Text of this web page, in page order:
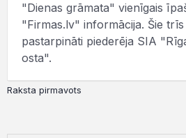
"Dienas grāmata" vienīgais
"Firmas.lv" informācija. Šie
pastarpināti piederēja SIA
osta".
Raksta pirmavots